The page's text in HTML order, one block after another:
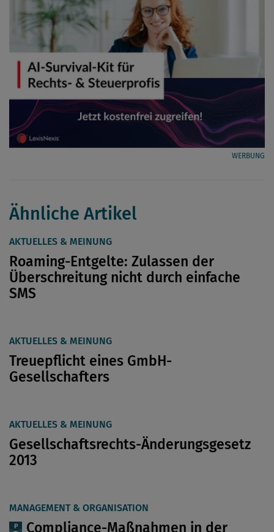
WERBUNG
Ähnliche Artikel
AKTUELLES & MEINUNG
Roaming-Entgelte: Zulassen der
Überschreitung nicht durch einfache
SMS
AKTUELLES & MEINUNG
Treuepflicht eines GmbH-
Gesellschafters
AKTUELLES & MEINUNG
Gesellschaftsrechts-Änderungsgesetz
2013
MANAGEMENT & ORGANISATION
Compliance-Maßnahmen in der